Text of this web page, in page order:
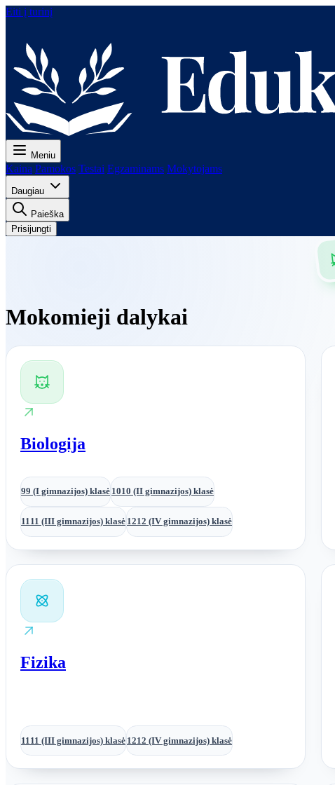
Eiti į turinį
Meniu
Kaina Pamokos Testai Egzaminams Mokytojams
Daugiau
Paieška
Prisijungti
Mokomieji dalykai
Biologija
99 (I gimnazijos) klasė 1010 (II gimnazijos) klasė
1111 (III gimnazijos) klasė 1212 (IV gimnazijos) klasė
Fizika
11 11 (III gimnazijos) klasė 1212 (IV gimnazijos) klasė